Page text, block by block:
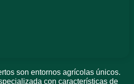
son entornos agrícolas únicos.
con características de